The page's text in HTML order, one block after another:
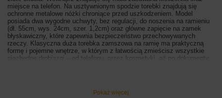
miejsce na telefon. Na usztywnionym spodzie torebki znajdują się
ochronne metalowe nóżki chroniące przed uszkodzeniem. Model
posiada dwa wygodne uchwyty, bez regulacji, do noszenia na ramieniu
(dł. 55cm, wys. 24cm, szer. 1,2cm) oraz główne zapięcie na zamek
błyskawiczny, które zapewnia bezpieczeństwo przechowywanych
rzeczy. Klasyczna duża torebka zamszowa na ramię ma praktyczną
formę i pojemne wnętrze, w którym z łatwością zmieścisz wszystkie
niezbędne drobiazgi – od telefonu, przez kosmetyki, aż po dokumenty.
Pokaż więcej